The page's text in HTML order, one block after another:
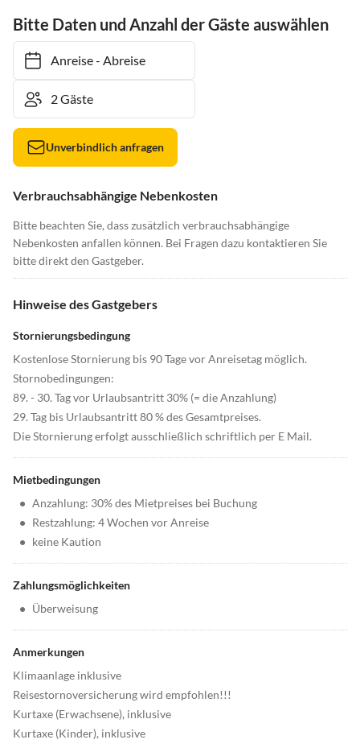
Bitte Daten und Anzahl der Gäste auswählen
Anreise- Abreise
Unverbindlich anfragen
Verbrauchsabhängige Nebenkosten
Bitte beachten Sie, dass zusätzlich verbrauchsabhängige
Nebenkosten anfallen können. Bei Fragen dazu kontaktieren Sie
bitte direkt den Gastgeber.
Hinweise des Gastgebers
Stornierungsbedingung
Kostenlose Stornierung bis 90 Tage vor Anreisetag möglich.
Stornobedingungen:
89. - 30. Tag vor Urlaubsantritt 30% (= die Anzahlung)
29. Tag bis Urlaubsantritt 80 % des Gesamtpreises.
Die Stornierung erfolgt ausschließlich schriftlich per E Mail.
Mietbedingungen
• Anzahlung: 30% des Mietpreises bei Buchung
• Restzahlung: 4 Wochen vor Anreise
• keine Kaution
Zahlungsmöglichkeiten
• Überweisung
Anmerkungen
Klimaanlage inklusive
Reisestornoversicherung wird empfohlen!!!
Kurtaxe (Erwachsene), inklusive
Kurtaxe (Kinder), inklusive